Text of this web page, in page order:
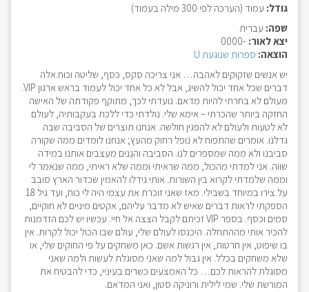
גודל: עמוד (הערכה לפי 300 מילה בעמוד)
שפה: עברית
יצא לאור: -0000
הוצאה: ספרות שנוגעת U
יש אנשים שזקוקים לאהבה… אני צריכה סקס, כסף, שליטה וכוח.אלה
דברים שכל אחד יכול להשיג, אבל לא כל אחד יכול לעמוד בראש ארגון VIP.
מעולם לא בחרתי להיות מדאם. נועדתי לכך, מתוקף פקודתה של האישה
החזקה ביותר שהכרתי – אימא שלי. נולדתי כדי ללכת בעקבותיה, לעולם
לא לטעות ולעולם לא להפגין חולשה. אנחנו תוצרים של הסביבה שבה
גדלנו. אומרים שהתפוח לא נופל רחוק מהעץ; אנחנו לומדים ממה שקורה
סביבנו ולא ממה שמספרים לנו. הסביבה והגֶנים מעצבים אותנו במידה
שווה. אני למדתי מהכול, ממה שראיתי וממה שלא ראיתי, ממה שנאמר לי
וממה שלמדתי לקרוא בין השורות. אותי גידלו להאמין שכדור הארץ סובב
על צירו במיוחד בשבילי. מאז שאני זוכרת את עצמי היה לי כוח, ועד גיל 18
הספקתי לראות דברים שאיש לא מדבר עליהם, אקטים מיניים לא חוקיים,
סמים וכסף. בספר VIP זכיתם לקבל הצצה אל חיי. עכשיו יש לכם הזדמנות
להכיר אותי מההתחלה. היכנסו לעולם שלי, עולם שבו הכול יכול לקרות. אין
בו שיפוט, אין חרטות, אין רגשות אשם. כאן משחקים על פי החוקים שלי, או
שלא משחקים בכלל. אין גבול למה שאני מסוגלת לעשות ולמה שאני
מסוגלת להראות לכם… כל האמצעים כשרים בעיניי, כדי להבטיח את
המורשת שלי. שמי לילית ורוניקה סטון, ואני המדאם.